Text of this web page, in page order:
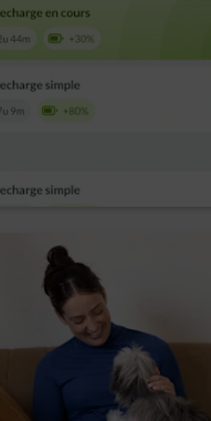
sur vos données de
votre